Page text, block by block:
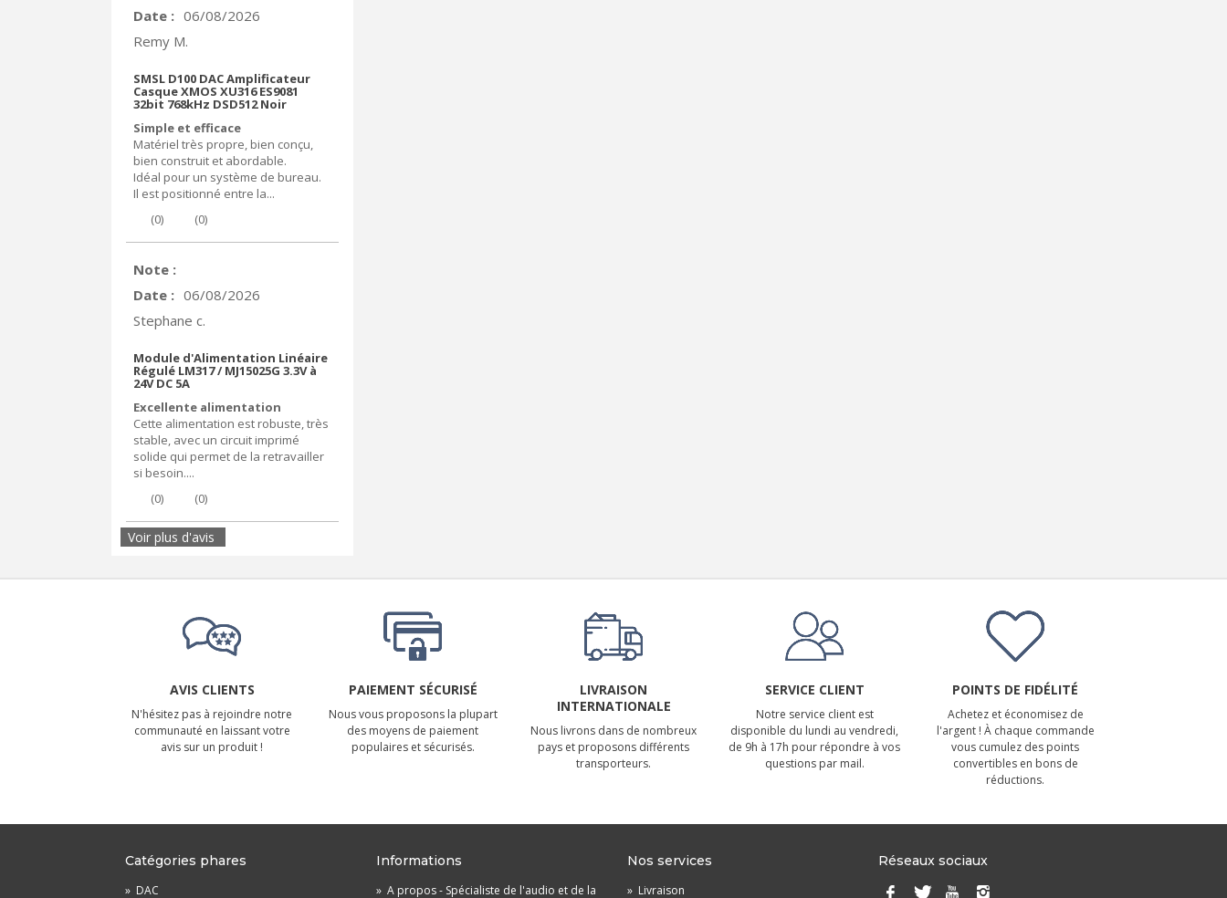
Date : 06/08/2026
Remy M.
SMSL D100 DAC Amplificateur
Casque XMOS XU316 ES9081
32bit 768kHz DSD512 Noir
Simple et efficace
Matériel très propre, bien conçu,
bien construit et abordable.
Idéal pour un système de bureau.
Il est positionné entre la...
(0) (0)
Note :
Date : 06/08/2026
Stephane c.
Module d'Alimentation Linéaire
Régulé LM317 / MJ15025G 3.3V à
24V DC 5A
Excellente alimentation
Cette alimentation est robuste, très
stable, avec un circuit imprimé
solide qui permet de la retravailler
si besoin....
(0) (0)
Voir plus d'avis
AVIS CLIENTS
N'hésitez pas à rejoindre notre
communauté en laissant votre
avis sur un produit !
PAIEMENT SÉCURISÉ
Nous vous proposons la plupart
des moyens de paiement
populaires et sécurisés.
LIVRAISON
INTERNATIONALE
Nous livrons dans de nombreux
pays et proposons différents
transporteurs.
SERVICE CLIENT
Notre service client est
disponible du lundi au vendredi,
de 9h à 17h pour répondre à vos
questions par mail.
POINTS DE FIDÉLITÉ
Achetez et économisez de
l'argent ! À chaque commande
vous cumulez des points
convertibles en bons de
réductions.
Catégories phares
» DAC
Informations
» A propos - Spécialiste de l'audio et de la
Nos services
» Livraison
Réseaux sociaux